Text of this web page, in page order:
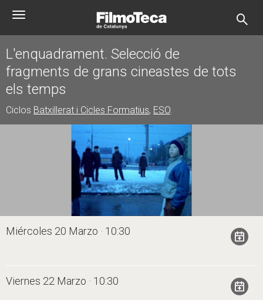
Toggle
L'enquadrament. Selecció de
fragments de grans cineastes de tots
els temps
Ciclos Batxillerat i Cicles Formatius, ESO.
Miércoles 20 Marzo · 10:30
Viernes 22 Marzo · 10:30